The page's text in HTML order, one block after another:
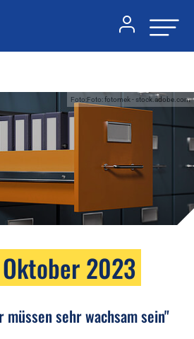
Foto:Foto: fotomek - stock.adobe.com
2023
müssen sehr wachsam sein"